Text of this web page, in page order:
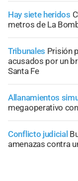
Hay siete heridos
metros de La
Tribunales Prisión
acusados por un
Santa Fe
Allanamientos
megaoperativo
Conflicto judicial
amenazas contra